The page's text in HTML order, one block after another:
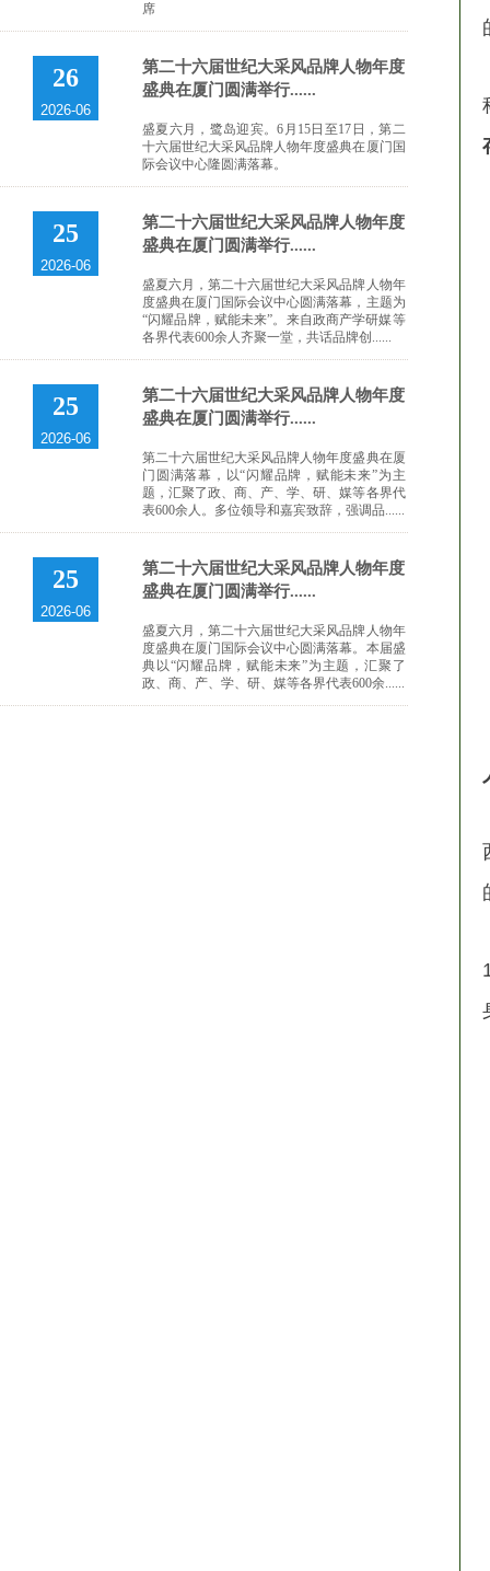
席
26
2026-06
第二十六届世纪大采风品牌人物年度
盛典在厦门圆满举行......
盛夏六月，鹭岛迎宾。6月15日至17日，第二
十六届世纪大采风品牌人物年度盛典在厦门国
际会议中心隆圆满落幕。
25
2026-06
第二十六届世纪大采风品牌人物年度
盛典在厦门圆满举行......
盛夏六月，第二十六届世纪大采风品牌人物年
度盛典在厦门国际会议中心圆满落幕，主题为
“闪耀品牌，赋能未来”。来自政商产学研媒等
各界代表600余人齐聚一堂，共话品牌创......
25
2026-06
第二十六届世纪大采风品牌人物年度
盛典在厦门圆满举行......
第二十六届世纪大采风品牌人物年度盛典在厦
门圆满落幕，以“闪耀品牌，赋能未来”为主
题，汇聚了政、商、产、学、研、媒等各界代
表600余人。多位领导和嘉宾致辞，强调品......
25
2026-06
第二十六届世纪大采风品牌人物年度
盛典在厦门圆满举行......
盛夏六月，第二十六届世纪大采风品牌人物年
度盛典在厦门国际会议中心圆满落幕。本届盛
典以“闪耀品牌，赋能未来”为主题，汇聚了
政、商、产、学、研、媒等各界代表600余......